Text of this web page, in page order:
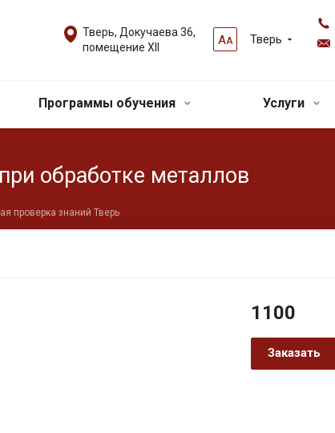
АА Тверь
Тверь, Докучаева 36,
помещение XII
Программы обучения Услуги
обработке металлов
проверка знаний Тверь
1100
Заказать